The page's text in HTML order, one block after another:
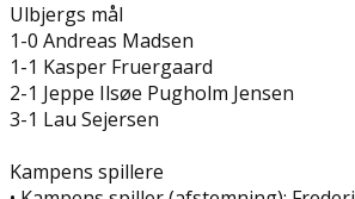
Ulbjergs mål
1-0 Andreas Madsen
1-1 Kasper Fruergaard
2-1 Jeppe Ilsøe Pugholm Jensen
3-1 Lau Sejersen
Kampens spillere